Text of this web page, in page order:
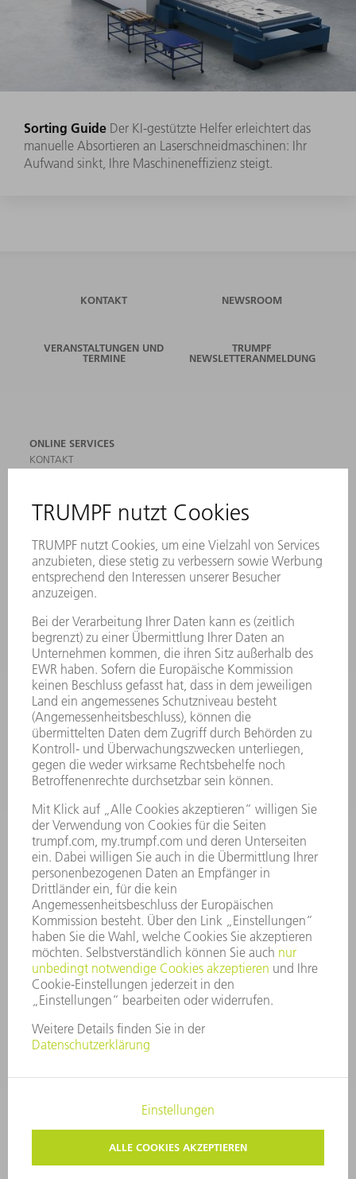
Sorting Guide Der KI-gestützte Helfer erleichtert das
manuelle Absortieren an Laserschneidmaschinen: Ihr
Aufwand sinkt, Ihre Maschineneffizienz steigt.
KONTAKT NEWSROOM
VERANSTALTUNGEN UND
TERMINE
TRUMPF
NEWSLETTERANMELDUNG
ONLINE SERVICES
KONTAKT
VERANSTALTUNGEN UND TERMINE
NEWSLETTER-ANMELDUNG
MYTRUMPF
SICHERHEITSDATENBLÄTTER
PRODUKTE
MASCHINEN & SYSTEME
LEISTUNGSELEKTRONIK
ELEKTROWERKZEUGE
SMART FACTORY
SOFTWARE
SERVICES
ANWENDUNGEN
BRANCHEN
UNTERNEHMEN
KARRIERE
STELLENANGEBOTE
UNTERNEHMENSPROFIL
GESCHÄFTSBERICHT
UNTERNEHMENSGRUNDSÄTZE
COMPLIANCE
HINWEISGEBERSYSTEM
SECURITY
PRESSEMITTEILUNGEN
MAGAZINE
LIEFERANTEN
NACHHALTIGKEIT
UMWELT & KLIMA
SOZIALES & GESELLSCHAFT
UNTERNEHMENSFÜHRUNG
IMPRESSUM
DATENSCHUTZ
COPYRIGHT UND MARKENZEICHEN
AGB
PRIVATSPHÄRE-EINSTELLUNGEN